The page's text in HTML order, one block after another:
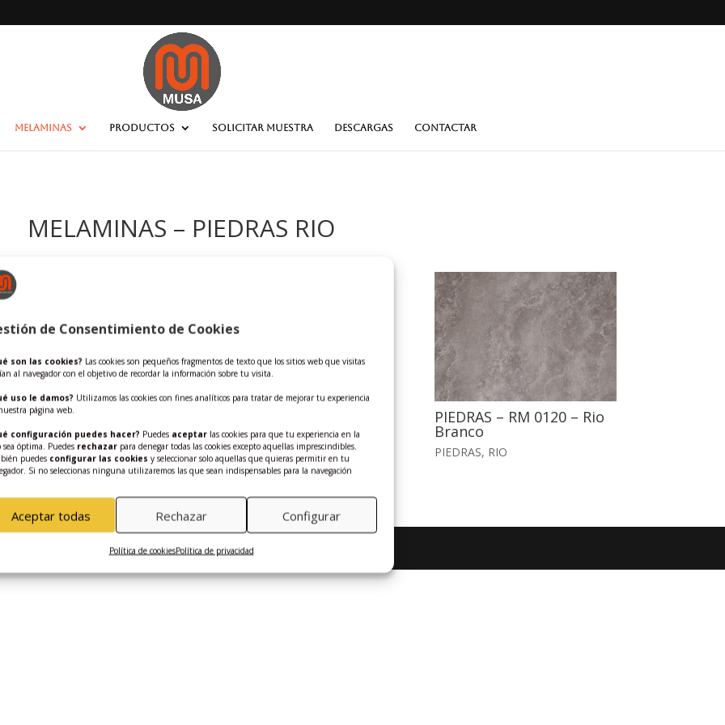
de Consentimiento de Cookies
son las cookies? Las cookies son pequeños fragmentos de texto que los sitios web que visitas
al navegador con el objetivo de recordar la información sobre tu visita.
uso le damos? Utilizamos las cookies con fines analíticos para tratar de mejorar tu experiencia
página web.
configuración puedes hacer? Puedes aceptar las cookies para que tu experiencia en la
sea óptima. Puedes rechazar para denegar todas las cookies excepto aquellas imprescindibles.
puedes configurar las cookies y seleccionar solo aquellas que quieras permitir en tu
Si no seleccionas ninguna utilizaremos las que sean indispensables para la navegación
Aceptar todas Rechazar Configurar
Política de cookiesPolítica de privacidad
MELAMINAS PRODUCTOS SOLICITAR MUESTRA DESCARGAS CONTACTAR
MELAMINAS – PIEDRAS RIO
– RM 0118 – Rio
,RIO
Negro
PIEDRAS,RIO
PIEDRAS – RM 0120 – Rio
Branco
PIEDRAS, RIO
Aviso Legal